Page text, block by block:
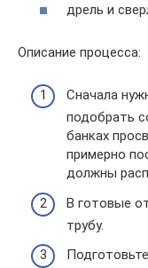
дрель и
Описание процесса:
Сначала
подобрать
банках
примерно
должны
В готовые
трубу.